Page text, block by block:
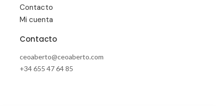
Contacto
Mi cuenta
Contacto
ceoaberto@ceoaberto.com
+34 655 47 64 85